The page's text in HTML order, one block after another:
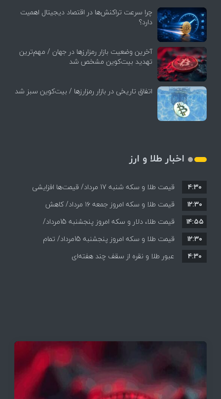
چرا سرعت تراکنش‌ها در اقتصاد دیجیتال اهمیت
دارد؟
آخرین وضعیت بازار رمزارزها در جهان / مهم‌ترین
تهدید بیت‌کوین مشخص شد
اتفاق تاریخی در بازار رمزارزها / بیت‌کوین سبز شد
اخبار طلا و ارز
قیمت طلا و سکه شنبه 17 مرداد/ قیمت‌ها افزایشی
۴:۳۰
قیمت طلا و سکه امروز جمعه ۱۶ مرداد/ کاهش
قیمت ها+ جدول و جزییات
۱۲:۳۰
قیمت طلا، دلار و سکه امروز پنجشنبه 15مرداد/
افزایش قیمت ها + جدول
۱۴:۵۵
قیمت طلا و سکه امروز پنجشنبه 15مرداد/ تمام
قیمت ها بر مدار افزایش + جدول
۱۲:۳۰
عبور طلا و نقره از سقف چند هفته‌ای
۴:۳۰